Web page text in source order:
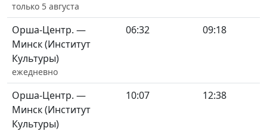
только 5 августа
Орша-Центр. —
Минск (Институт
Культуры)
ежедневно
06:32 09:18
Орша-Центр. —
Минск (Институт
Культуры)
10:07 12:38